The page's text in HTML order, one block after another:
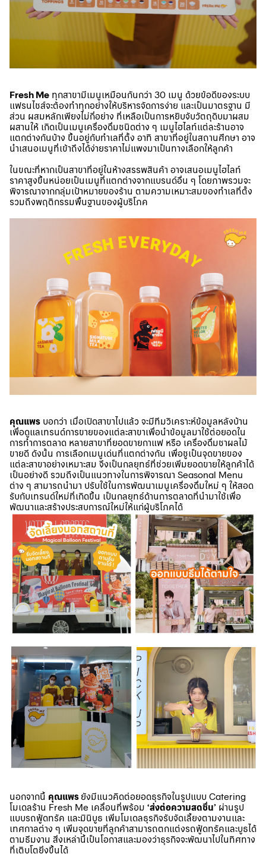
Fresh Me ทุกสาขามีเมนูเหมือนกันกว่า 30 เมนู ด้วยข้อดีของระบบ
แฟรนไชส์จะต้องทำทุกอย่างให้บริหารจัดการง่าย และเป็นมาตรฐาน มี
ส่วน ผสมหลักเพียงไม่กี่อย่าง ที่เหลือเป็นการหยิบจับวัตถุดิบมาผสม
ผสานให้ เกิดเป็นเมนูเครื่องดื่มชนิดต่าง ๆ เมนูไฮไลท์แต่ละร้านอาจ
แตกต่างกันบ้าง ขึ้นอยู่กับทำเลที่ตั้ง อาทิ สาขาที่อยู่ในสถานศึกษา อาจ
นำเสนอเมนูที่เข้าถึงได้ง่ายราคาไม่แพงมาเป็นทางเลือกให้ลูกค้า
ในขณะที่หากเป็นสาขาที่อยู่ในห้างสรรพสินค้า อาจเสนอเมนูไฮไลท์
ราคาสูงขึ้นหน่อยเป็นเมนูที่แตกต่างจากแบรนด์อื่น ๆ โดยภาพรวมจะ
พิจารณาจากกลุ่มเป้าหมายของร้าน ตามความเหมาะสมของทำเลที่ตั้ง
รวมถึงพฤติกรรมพื้นฐานของผู้บริโภค
คุณแพร บอกว่า เมื่อเปิดสาขาไปแล้ว จะมีทีมวิเคราะห์ข้อมูลหลังบ้าน
เพื่อดูแลเทรนด์การขายของแต่ละสาขาเพื่อนำข้อมูลมาใช้ต่อยอดใน
การทำการตลาด หลายสาขาที่ยอดขายกาแฟ หรือ เครื่องดื่มชาผลไม้
ขายดี ดังนั้น การเลือกเมนูเด่นที่แตกต่างกัน เพื่อชูเป็นจุดขายของ
แต่ละสาขาอย่างเหมาะสม จึงเป็นกลยุทธ์ที่ช่วยเพิ่มยอดขายให้ลูกค้าได้
เป็นอย่างดี รวมถึงเป็นแนวทางในการพิจารณา Seasonal Menu
ต่าง ๆ สามารถนำมา ปรับใช้ในการพัฒนาเมนูเครื่องดื่มใหม่ ๆ ให้สอด
รับกับเทรนด์ใหม่ที่เกิดขึ้น เป็นกลยุทธ์ด้านการตลาดที่นำมาใช้เพื่อ
พัฒนาและสร้างประสบการณ์ใหม่ให้แก่ผู้บริโภคได้
นอกจากนี้ คุณแพร ยังมีแนวคิดต่อยอดธุรกิจในรูปแบบ Catering
โมเดลร้าน Fresh Me เคลื่อนที่พร้อม ‘ส่งต่อความสดชื่น’ ผ่านรูป
แบบรถฟู้ดทรัค และมินิบูธ เพิ่มโมเดลธุรกิจรับจัดเลี้ยงตามงานและ
เทศกาลต่าง ๆ เพิ่มจุดขายที่ลูกค้าสามารถตกแต่งรถฟู้ดทรัคและบูธได้
ตามธีมงาน สิ่งเหล่านี้เป็นโอกาสและมองว่าธุรกิจจะพัฒนาไปในทิศทาง
ที่เติบโตยิ่งขึ้นได้